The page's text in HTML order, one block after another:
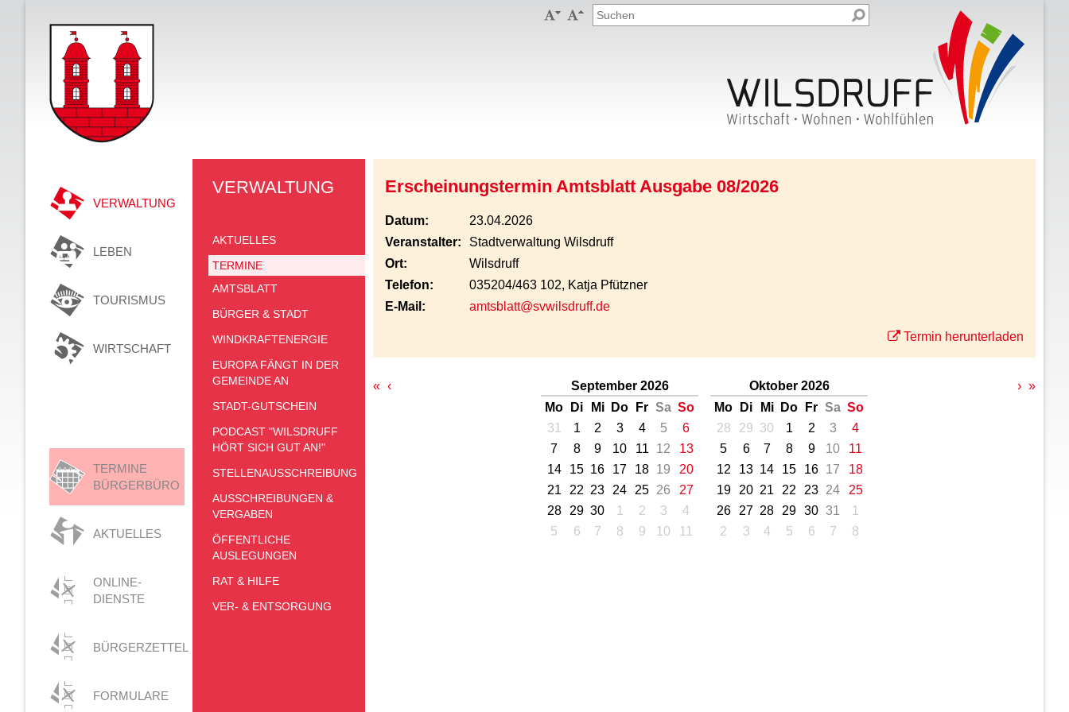
 
VERWALTUNG
LEBEN
TOURISMUS
WIRTSCHAFT
TERMINE
BÜRGERBÜRO
AKTUELLES
ONLINE-
DIENSTE
BÜRGERZETTEL
FORMULARE
VERWALTUNG
AKTUELLES
TERMINE
AMTSBLATT
BÜRGER & STADT
WINDKRAFTENERGIE
EUROPA FÄNGT IN DER
GEMEINDE AN
STADT-GUTSCHEIN
PODCAST "WILSDRUFF
HÖRT SICH GUT AN!"
STELLENAUSSCHREIBUNG
AUSSCHREIBUNGEN &
VERGABEN
ÖFFENTLICHE
AUSLEGUNGEN
RAT & HILFE
VER- & ENTSORGUNG
Erscheinungstermin Amtsblatt Ausgabe 08/2026
Datum:
23.04.2026
Veranstalter:
Stadtverwaltung Wilsdruff
Ort:
Wilsdruff
Telefon:
035204/463 102, Katja Pfützner
E-Mail:
amtsblatt@svwilsdruff.de
Termin herunterladen
« ‹
September 2026
Mo
Di Mi Do Fr Sa So
31
1 2 3 4 5
6
7
8 9 10 11 12
13
14
15 16 17 18 19
20
21
22 23 24 25 26
27
28
29 30 1 2 3
4
5
6 7 8 9 10 11
Oktober 2026
Mo
Di Mi Do Fr Sa So
28
29 30 1 2 3
4
5
6 7 8 9 10
11
12
13 14 15 16 17
18
19
20 21 22 23 24
25
26
27 28 29 30 31
1
2
3 4 5 6 7 8
› »